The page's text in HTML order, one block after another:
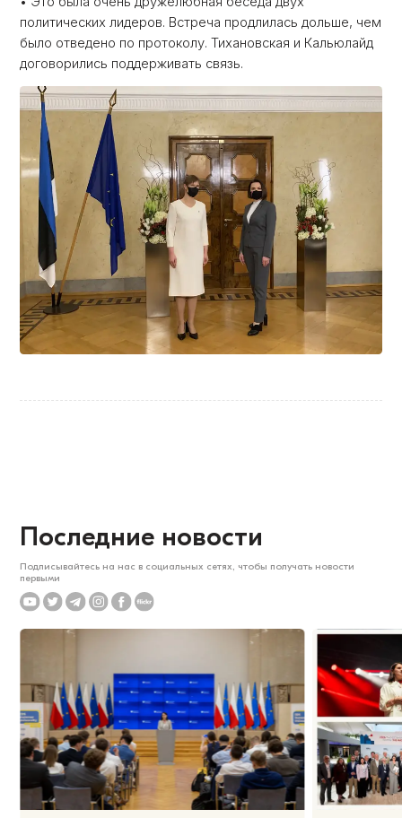
политических лидеров. Встреча продлилась дольше, чем
было отведено по протоколу. Тихановская и Кальюлайд
договорились поддерживать связь.
Последние новости
Подписывайтесь на нас в социальных сетях, чтобы получать новости
первыми